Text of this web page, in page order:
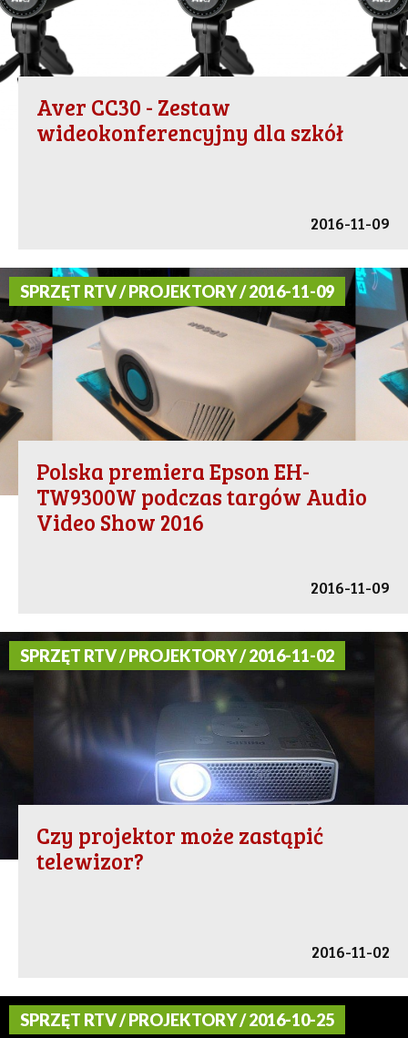
Aver CC30 - Zestaw
wideokonferencyjny dla szkół
2016-11-09
SPRZĘT RTV / PROJEKTORY / 2016-11-09
Polska premiera Epson EH-
TW9300W podczas targów Audio
Video Show 2016
2016-11-09
SPRZĘT RTV / PROJEKTORY / 2016-11-02
Czy projektor może zastąpić
telewizor?
2016-11-02
SPRZĘT RTV / PROJEKTORY / 2016-10-25